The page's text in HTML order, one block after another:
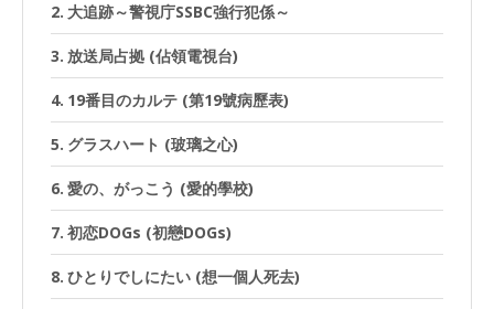
大追跡～警視庁SSBC強行犯係～
放送局占拠 (佔領電視台)
19番目のカルテ (第19號病歷表)
グラスハート (玻璃之心)
愛の、がっこう (愛的學校)
初恋DOGs (初戀DOGs)
ひとりでしにたい (想一個人死去)